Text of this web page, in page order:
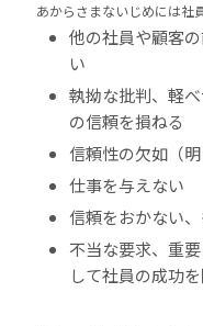
あからさまないじめには社
他の社員や顧客
い
執拗な批判、軽
の信頼を損ねる
信頼性の欠如（明
仕事を与えない
信頼をおかない
不当な要求、重
して社員の成功